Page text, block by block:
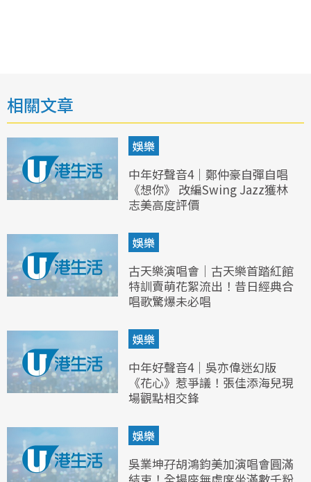
相關文章
娛樂
中年好聲音4｜鄭仲豪自彈自唱
《想你》 改編Swing Jazz獲林
志美高度評價
娛樂
古天樂演唱會｜古天樂首踏紅館
特訓賣萌花絮流出！昔日經典合
唱歌驚爆未必唱
娛樂
中年好聲音4｜吳亦偉迷幻版
《花心》惹爭議！張佳添海兒現
場觀點相交鋒
娛樂
吳業坤孖胡鴻鈞美加演唱會圓滿